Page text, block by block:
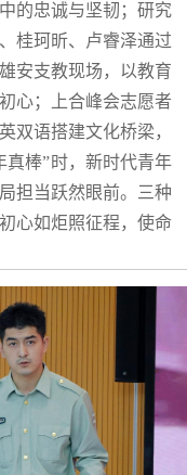
的忠诚与坚韧；研究
桂珂昕、卢睿泽通过
安支教现场，以教育
心；上合峰会志愿者
双语搭建文化桥梁，
真棒”时，新时代青年
担当跃然眼前。三种
心如炬照征程，使命